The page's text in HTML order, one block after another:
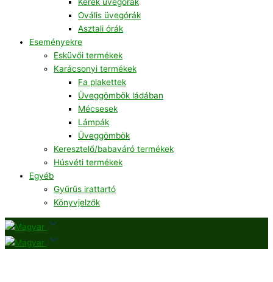
Kerek üvegórák
Ovális üvegórák
Asztali órák
Eseményekre
Esküvői termékek
Karácsonyi termékek
Fa plakettek
Üveggömbök ládában
Mécsesek
Lámpák
Üveggömbök
Keresztelő/babaváró termékek
Húsvéti termékek
Egyéb
Gyűrűs irattartó
Könyvjelzők